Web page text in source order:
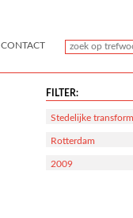
CONTACT
FILTER:
Stedelijke
Rotterdam
2009